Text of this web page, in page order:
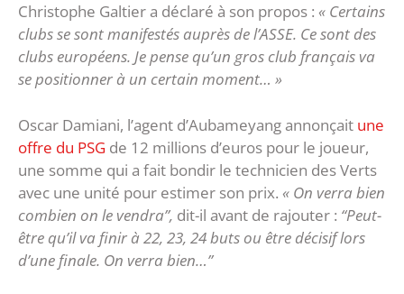
Christophe Galtier a déclaré à son propos : « Certains
clubs se sont manifestés auprès de l’ASSE. Ce sont des
clubs européens. Je pense qu’un gros club français va
se positionner à un certain moment… »
Oscar Damiani, l’agent d’Aubameyang annonçait une
offre du PSG de 12 millions d’euros pour le joueur,
une somme qui a fait bondir le technicien des Verts
avec une unité pour estimer son prix. « On verra bien
combien on le vendra”, dit-il avant de rajouter : “Peut-
être qu’il va finir à 22, 23, 24 buts ou être décisif lors
d’une finale. On verra bien…”